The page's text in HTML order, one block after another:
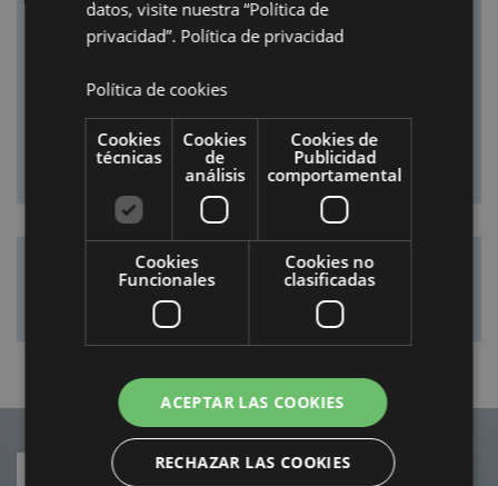
¡No te pierdas nada!
datos, visite nuestra “Política de
privacidad”. Política de privacidad
Política de cookies
Cookies
técnicas
Cookies
de
análisis
Cookies de
Publicidad
comportamental
Cookies
Funcionales
Cookies no
clasificadas
ACEPTAR LAS COOKIES
RECHAZAR LAS COOKIES